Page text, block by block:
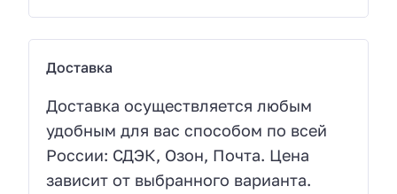
Доставка
Доставка осуществляется любым
удобным для вас способом по всей
России: СДЭК, Озон, Почта. Цена
зависит от выбранного варианта.